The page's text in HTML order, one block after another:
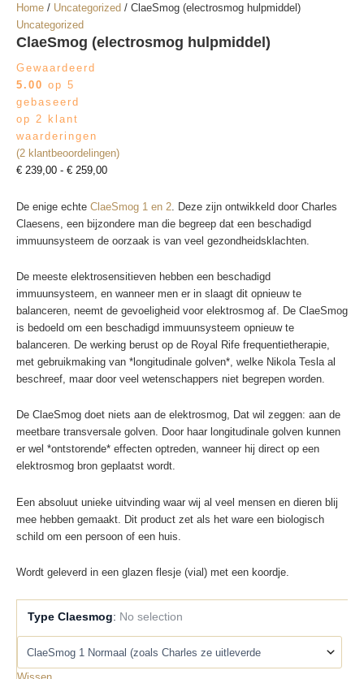
Home / Uncategorized / ClaeSmog (electrosmog hulpmiddel)
Uncategorized
ClaeSmog (electrosmog hulpmiddel)
Gewaardeerd
5.00 op 5
gebaseerd
op 2
klant
waarderingen
(2 klantbeoordelingen)
€ 239,00 - € 259,00Prijsklasse:
tot
€ 259,00
De enige echte ClaeSmog 1 en 2 . Deze zijn ontwikkeld door Charles
Claesens, een bijzondere man die begreep dat een beschadigd
immuunsysteem de oorzaak is van veel gezondheidsklachten.
De meeste elektrosensitieven hebben een beschadigd
immuunsysteem, en wanneer men er in slaagt dit opnieuw te
balanceren, neemt de gevoeligheid voor elektrosmog af. De ClaeSmog
is bedoeld om een beschadigd immuunsysteem opnieuw te
balanceren. De werking berust op de Royal Rife frequentietherapie,
met gebruikmaking van *longitudinale golven*, welke Nikola Tesla al
beschreef, maar door veel wetenschappers niet begrepen worden.
De ClaeSmog doet niets aan de elektrosmog, Dat wil zeggen: aan de
meetbare transversale golven. Door haar longitudinale golven kunnen
er wel *ontstorende* effecten optreden, wanneer hij direct op een
elektrosmog bron geplaatst wordt.
Een absoluut unieke uitvinding waar wij al veel mensen en dieren blij
mee hebben gemaakt. Dit product zet als het ware een biologisch
schild om een persoon of een huis.
Wordt geleverd in een glazen flesje (vial) met een koordje.
Type Claesmog: No selection